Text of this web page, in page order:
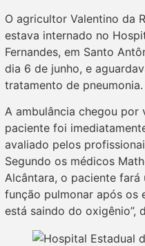
O agricultor Valentino da
estava internado no
Fernandes, em Santo
dia 6 de junho, e
tratamento de pneumonia.
A ambulância chegou por
paciente foi
avaliado pelos
Segundo os médicos
Alcântara, o paciente fará
função pulmonar após os
está saindo do oxigênio”,